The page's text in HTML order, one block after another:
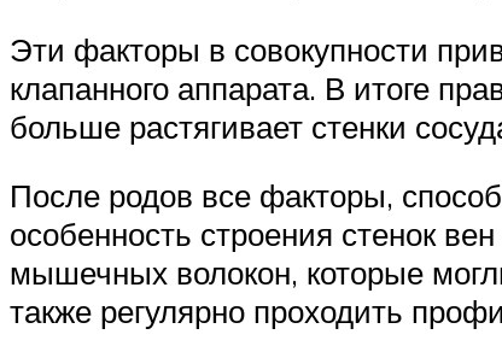
Эти факторы в совокупности
клапанного аппарата. В итоге
больше растягивает стенки
После родов все факторы,
особенность строения стенок
мышечных волокон, которые
также регулярно проходить